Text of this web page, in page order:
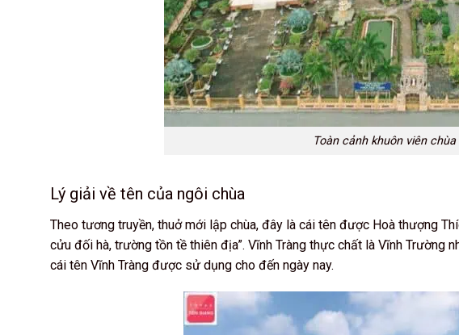
Toàn cảnh khuôn viên
Lý giải về tên của ngôi chùa
Theo tương truyền, thuở mới lập chùa, đây là cái tên được Hoà thượng
cửu đối hà, trường tồn tề thiên địa”. Vĩnh Tràng thực chất là Vĩnh Trường
cái tên Vĩnh Tràng được sử dụng cho đến ngày nay.